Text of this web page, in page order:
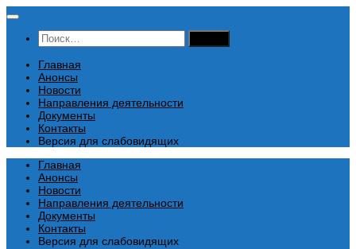
Перейти
содержимому
Найти:
Главная
Анонсы
Новости
Направления деятельности
Документы
Контакты
Версия для слабовидящих
Главная
Анонсы
Новости
Направления деятельности
Документы
Контакты
Версия для слабовидящих